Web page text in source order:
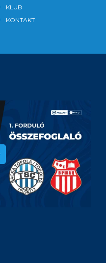
KLUB
KONTAKT